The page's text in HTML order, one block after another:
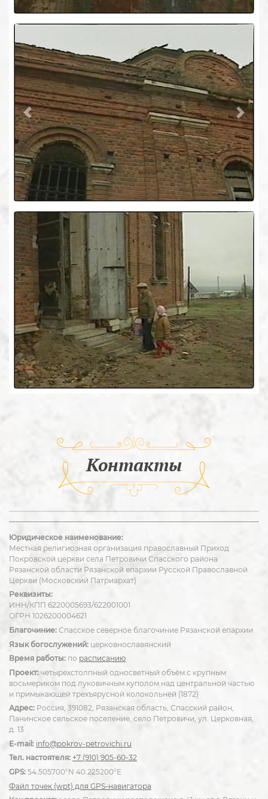
Previous Next
Контакты
Юридическое наименование:
Местная религиозная организация православный Приход
Покровской церкви села Петровичи Спасского района
Рязанской области Рязанской епархии Русской Православной
Церкви (Московский Патриархат)
Реквизиты:
ИНН/КПП 6220005693/622001001
ОГРН 1026200004621
Благочиние: Спасское северное благочиние Рязанской епархии
Язык богослужений: церковнославянский
Время работы: по расписанию
Проект: четырехстолпный односветный объём с крупным
восьмериком под луковичным куполом над центральной частью
и примыкающей трехъярусной колокольней (1872)
Адрес: Россия, 391082, Рязанская область, Спасский район,
Панинское сельское поселение, село Петровичи, ул. Церковная,
д. 13
E-mail: info@pokrov-petrovichi.ru
Тел. настоятеля: +7 (910) 905-60-32
GPS: 54.505700°N 40.225200°E
Файл точек (wpt) для GPS-навигатора